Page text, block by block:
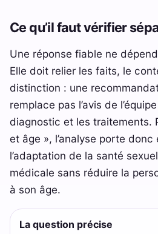
Ce qu’il faut vérifier
Une réponse fiable ne
Elle doit relier les faits, le
distinction : une
remplace pas l’avis de
diagnostic et les traitements.
et âge », l’analyse porte
l’adaptation de la santé
médicale sans réduire la
à son âge.
La question précise